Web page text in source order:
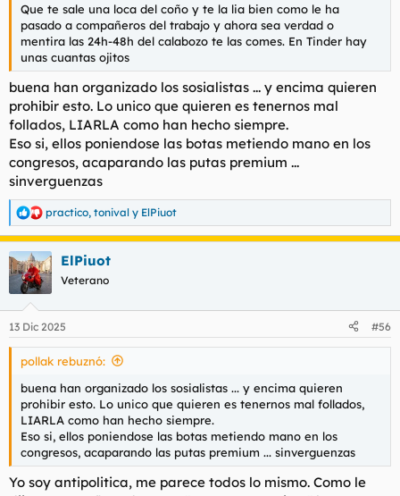
Que te sale una loca del coño y te la lia bien como le ha
pasado a compañeros del trabajo y ahora sea verdad o
mentira las 24h-48h del calabozo te las comes. En Tinder hay
unas cuantas ojitos
buena han organizado los sosialistas ... y encima quieren
prohibir esto. Lo unico que quieren es tenernos mal
follados, LIARLA como han hecho siempre.
Eso si, ellos poniendose las botas metiendo mano en los
congresos, acaparando las putas premium ...
sinverguenzas
R
e
a
c
c
i
e
s
practico, tonival y ElPiuot
ElPiuot
Veterano
13 Dic 2025 #56
pollak rebuznó:
buena han organizado los sosialistas ... y encima quieren
prohibir esto. Lo unico que quieren es tenernos mal follados,
LIARLA como han hecho siempre.
Eso si, ellos poniendose las botas metiendo mano en los
congresos, acaparando las putas premium ... sinverguenzas
Yo soy antipolitica, me parece todos lo mismo. Como le